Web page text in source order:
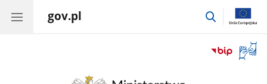
gov.pl
przejdź
okno